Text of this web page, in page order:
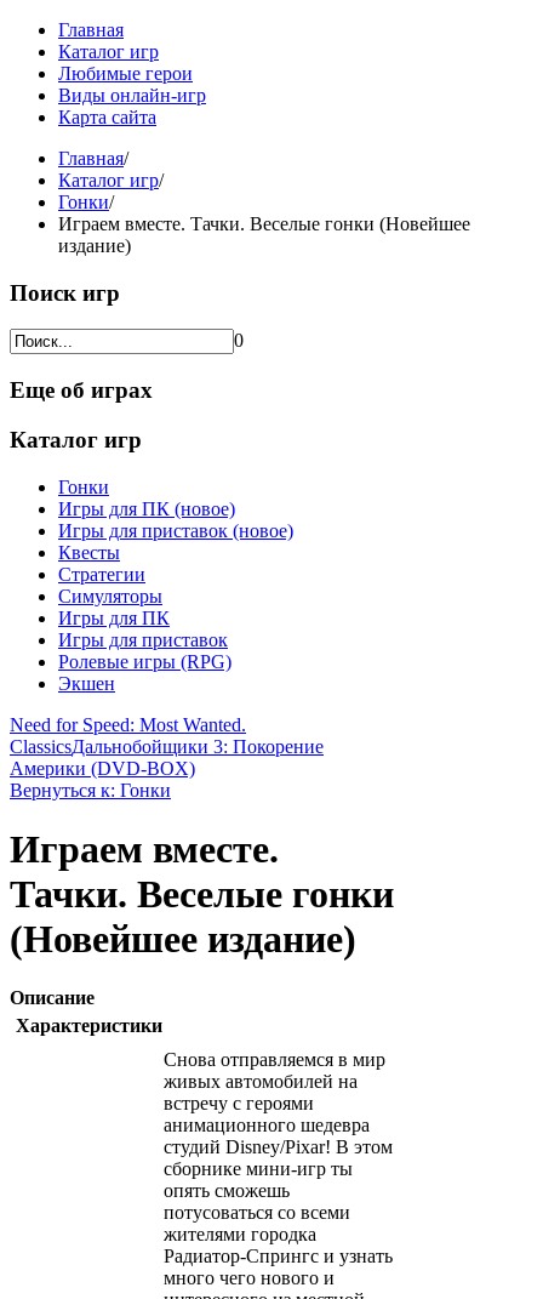
Главная
Каталог игр
Любимые герои
Виды онлайн-игр
Карта сайта
Главная/
Каталог игр/
Гонки/
Играем вместе. Тачки. Веселые гонки (Новейшее
издание)
Поиск игр
0
Еще об играх
Каталог игр
Гонки
Игры для ПК (новое)
Игры для приставок (новое)
Квесты
Стратегии
Симуляторы
Игры для ПК
Игры для приставок
Ролевые игры (RPG)
Экшен
Need for Speed: Most Wanted.
ClassicsДальнобойщики 3: Покорение
Америки (DVD-BOX)
Вернуться к: Гонки
Играем вместе.
Тачки. Веселые гонки
(Новейшее издание)
Описание
Характеристики
Снова отправляемся в мир
живых автомобилей на
встречу с героями
анимационного шедевра
студий Disney/Pixar! В этом
сборнике мини-игр ты
опять сможешь
потусоваться со всеми
жителями городка
Радиатор-Спрингс и узнать
много чего нового и